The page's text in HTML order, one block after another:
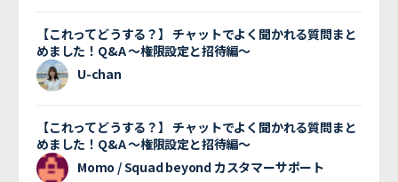
【これってどうする？】 チャットでよく聞かれる質問まと
めました！Q&A 〜権限設定と招待編〜
U-chan
【これってどうする？】 チャットでよく聞かれる質問まと
めました！Q&A 〜権限設定と招待編〜
Momo / Squad beyond カスタマーサポート